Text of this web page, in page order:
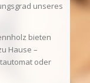
unseres
bieten
Hause –
oder